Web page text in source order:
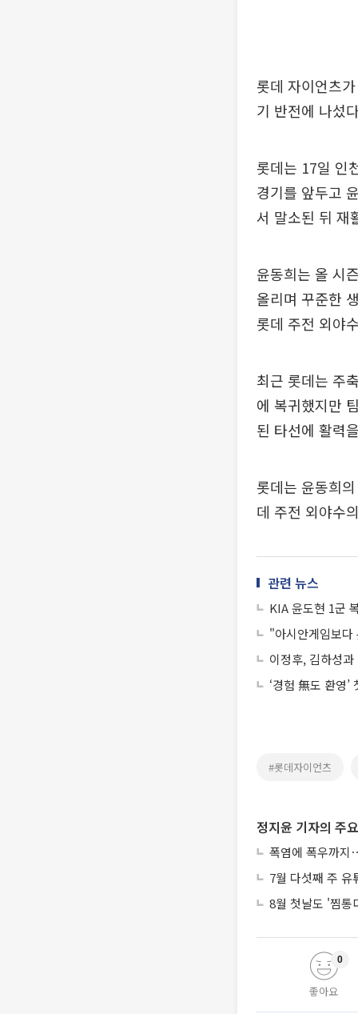
롯데 자이언츠
기 반전에 나섰
롯데는 17일 인
경기를 앞두고
서 말소된 뒤 재
윤동희는 올 시
올리며 꾸준한
롯데 주전 외야
최근 롯데는 주
에 복귀했지만
된 타선에 활력
롯데는 윤동희
데 주전 외야수
관련 뉴스
KIA 윤도현 1군
"아시안게임보
이정후, 김하성
‘경험 無도 환영
#롯데자이언츠
정지윤 기자의 주
폭염에 폭우까지
7월 다섯째 주 유
8월 첫날도 '찜
좋아요
0